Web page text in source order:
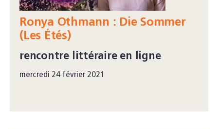
Ronya Othmann : Die Sommer
(Les Étés)
rencontre littéraire en ligne
mercredi 24 février 2021